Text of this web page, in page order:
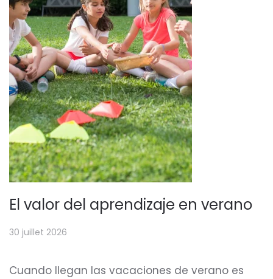
El valor del aprendizaje en verano
30 juillet 2026
Cuando llegan las vacaciones de verano es